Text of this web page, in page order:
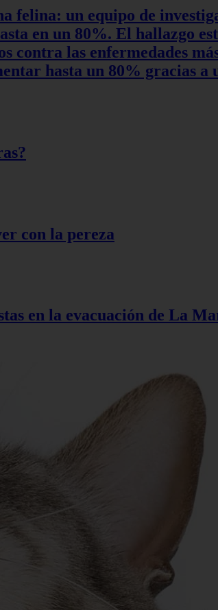
felina: un equipo de
en un 80%. El hallazgo
las enfermedades
hasta un 80% gracias a
con la pereza
en la evacuación de La